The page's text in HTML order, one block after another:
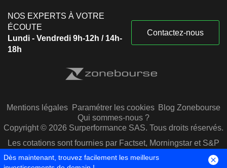
NOS EXPERTS À VOTRE
ÉCOUTE
Lundi - Vendredi 9h-12h / 14h-
18h
Contactez-nous
Mentions légales Paramétrer les cookies Blog Zonebourse
Qui sommes-nous ?
Copyright © 2026 Surperformance SAS. Tous droits réservés.
Les cotations sont fournies par Factset, Morningstar et S&P
Capital IQ
Dès maintenant, trouvez facilement les meilleurs